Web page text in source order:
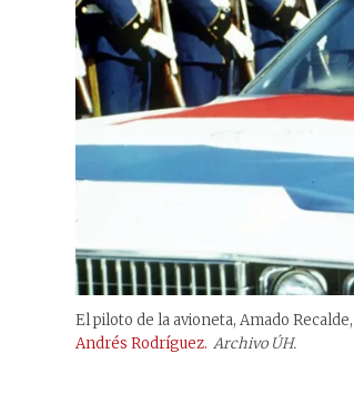
El piloto de la avioneta, Amado
Andrés Rodríguez. Archivo ÚH.